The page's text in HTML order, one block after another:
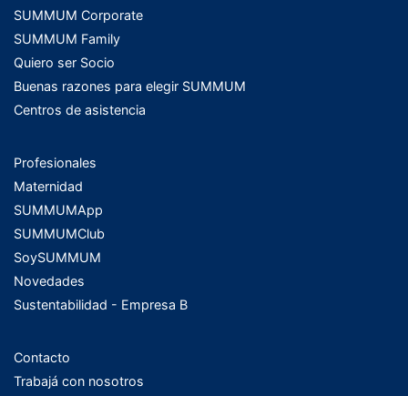
SUMMUM Corporate
SUMMUM Family
Quiero ser Socio
Buenas razones para elegir SUMMUM
Centros de asistencia
Profesionales
Maternidad
SUMMUMApp
SUMMUMClub
SoySUMMUM
Novedades
Sustentabilidad - Empresa B
Contacto
Trabajá con nosotros